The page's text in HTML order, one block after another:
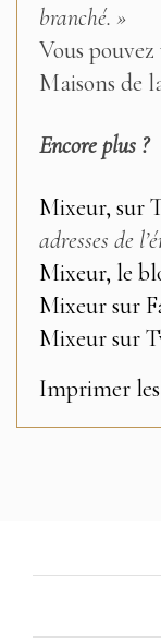
branché. »
Vous
Maisons de
Encore plus ?
Mixeur, sur
adresses de
Mixeur, le
Mixeur sur
Mixeur sur
Imprimer